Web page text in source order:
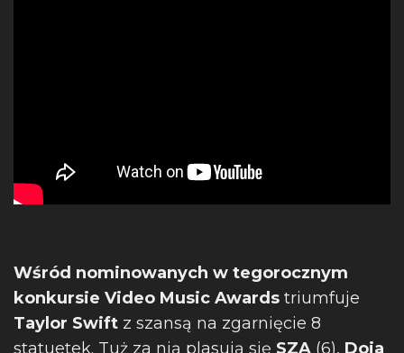
Wśród nominowanych w tegorocznym
konkursie Video Music Awards triumfuje
Taylor Swift z szansą na zgarnięcie 8
statuetek. Tuż za nią plasują się SZA (6), Doja